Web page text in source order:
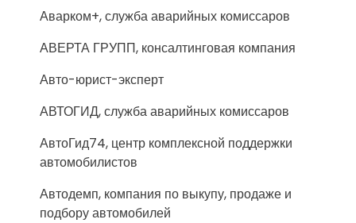
Аварком+, служба аварийных комиссаров
АВЕРТА ГРУПП, консалтинговая компания
Авто-юрист-эксперт
АВТОГИД, служба аварийных комиссаров
АвтоГид74, центр комплексной поддержки
автомобилистов
Автодемп, компания по выкупу, продаже и
подбору автомобилей